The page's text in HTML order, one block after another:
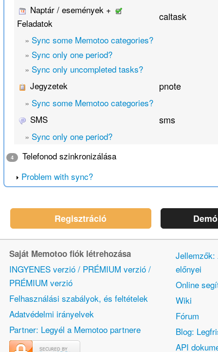
Naptár / események +
Feladatok
caltask
» Sync some Memotoo categories?
» Sync only one period?
» Sync only uncompleted tasks?
Jegyzetek
pnote
» Sync some Memotoo categories?
SMS
sms
» Sync only one period?
4
Telefonod szinkronizálása
Problem with sync?
Regisztráció
Saját Memotoo fiók létrehozása
INGYENES verzió / PRÉMIUM verzió /
PRÉMIUM verzió
Felhasználási szabályok, és feltételek
Adatvédelmi irányelvek
Partner: Legyél a Memotoo partnere
Jellemzők:
előnyei
Online
Wiki
Fórum
Blog:
API